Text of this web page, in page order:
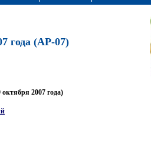
года (АР-07)
2007 года)